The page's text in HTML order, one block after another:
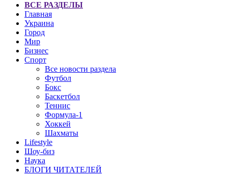
ВСЕ РАЗДЕЛЫ
Главная
Украина
Город
Мир
Бизнес
Спорт
Все новости раздела
Футбол
Бокс
Баскетбол
Теннис
Формула-1
Хоккей
Шахматы
Lifestyle
Шоу-биз
Наука
БЛОГИ ЧИТАТЕЛЕЙ